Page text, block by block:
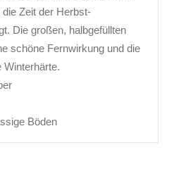
Zeit der Herbst-
Die großen, halbgefüllten
schöne Fernwirkung und die
Winterhärte.
Böden